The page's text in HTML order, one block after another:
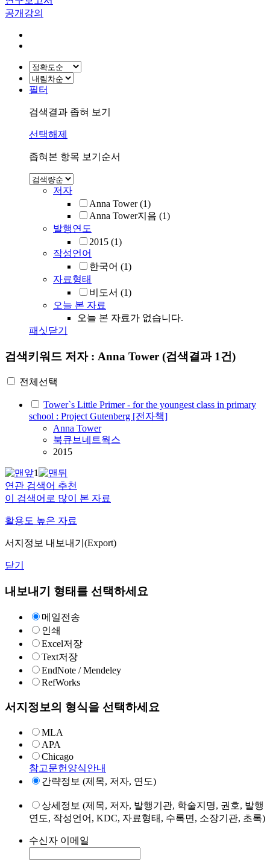
공개강의
필터
검색결과 좁혀 보기
선택해제
좁혀본 항목 보기순서
저자
Anna Tower (1)
Anna Tower지음 (1)
발행연도
2015 (1)
작성언어
한국어 (1)
자료형태
비도서 (1)
오늘 본 자료
오늘 본 자료가 없습니다.
패싯닫기
검색키워드 저자 : Anna Tower (검색결과 1건)
전체선택
Tower`s Little Primer - for the youngest class in primary
school : Project Gutenberg [전자책]
Anna Tower
북큐브네트웍스
2015
1
연관 검색어 추천
이 검색어로 많이 본 자료
활용도 높은 자료
서지정보 내보내기(Export)
닫기
내보내기 형태를 선택하세요
메일전송
인쇄
Excel저장
Text저장
EndNote / Mendeley
RefWorks
서지정보의 형식을 선택하세요
MLA
APA
Chicago
참고문헌양식안내
간략정보 (제목, 저자, 연도)
상세정보 (제목, 저자, 발행기관, 학술지명, 권호, 발행
연도, 작성언어, KDC, 자료형태, 수록면, 소장기관, 초록)
수신자 이메일